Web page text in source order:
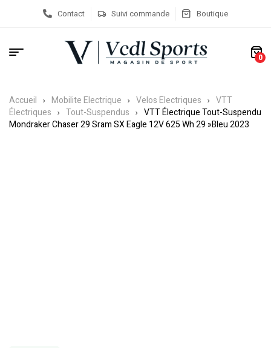
Contact Suivi commande Boutique
0
Accueil Mobilite Electrique Velos Electriques
VTT
Électriques
Tout-Suspendus
VTT Électrique Tout-Suspendu
Mondraker Chaser 29 Sram SX Eagle 12V 625 Wh 29 »Bleu 2023